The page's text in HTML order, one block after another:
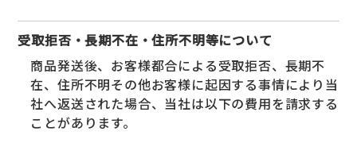
受取拒否・長期不在・住所不明等について
商品発送後、お客様都合による受取拒否、長期不
在、住所不明その他お客様に起因する事情により当
社へ返送された場合、当社は以下の費用を請求する
ことがあります。